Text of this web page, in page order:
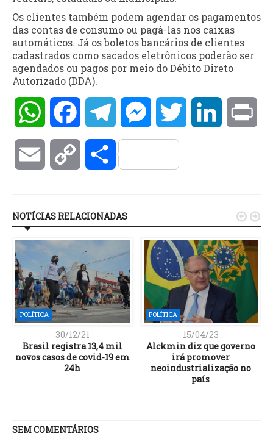
Os clientes também podem agendar os pagamentos
das contas de consumo ou pagá-las nos caixas
automáticos. Já os boletos bancários de clientes
cadastrados como sacados eletrônicos poderão ser
agendados ou pagos por meio do Débito Direto
Autorizado (DDA).
WhatsAppFacebookTelegramMessengerTwitter LinkedIn
Email Copy Compartilhar
NOTÍCIAS RELACIONADAS
POLÍTICA
30/12/21
Brasil registra 13,4 mil
novos casos de covid-19 em
24h
POLÍTICA
15/04/23
Alckmin diz que governo
irá promover
neoindustrialização no
país
 
SEM COMENTÁRIOS